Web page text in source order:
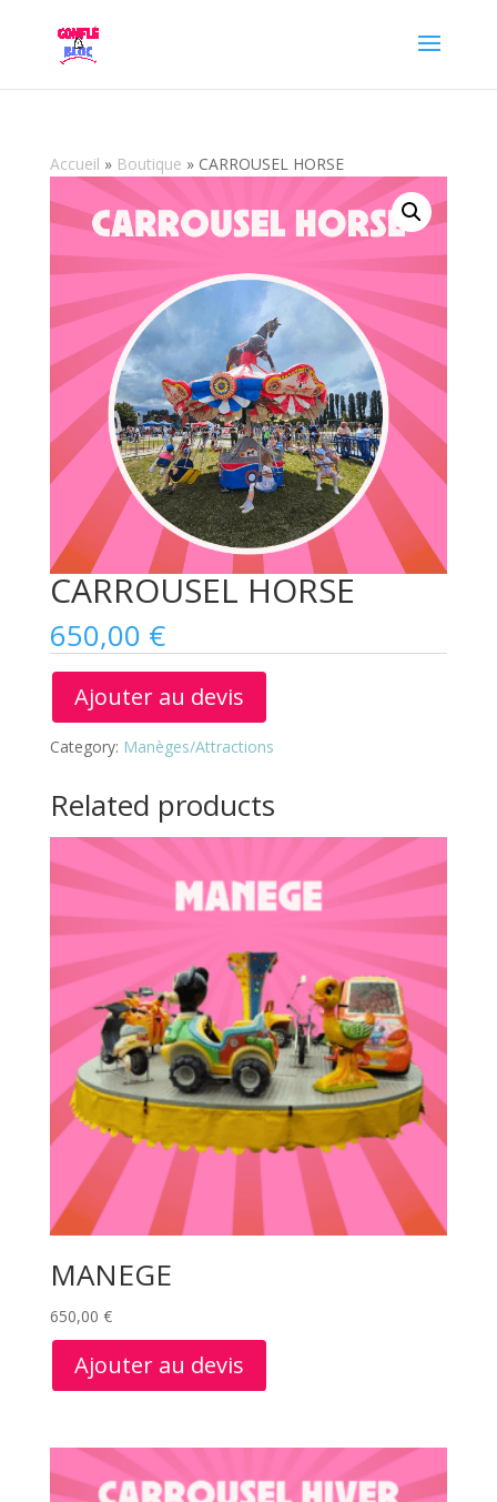
Accueil » Boutique » CARROUSEL HORSE
CARROUSEL HORSE
650,00 €
Ajouter au devis
Category: Manèges/Attractions
Related products
MANEGE
650,00 €
Ajouter au devis